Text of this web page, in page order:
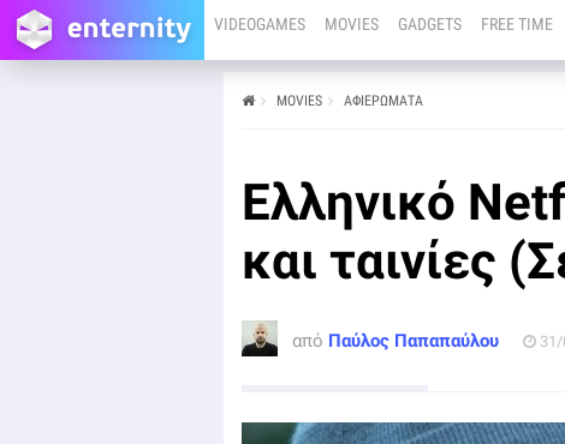
VIDEOGAMES MOVIES GADGETS FREE TIME
MOVIES ΑΦΙΕΡΩΜΑΤΑ
Ελληνικό
και ταινίες
από Παύλος Παπαπαύλου
Παύλος Παπαπαύλου
προστεθεί στη βιβλιοθήκη του για τους Έλληνες
θεατές και συνδρομητές της υπηρεσίας τον μήνα